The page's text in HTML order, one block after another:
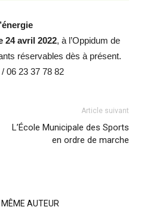
24 avril 2022, à l’Oppidum de
réservables dès à présent.
06 23 37 78 82
Article suivant
L’École Municipale des Sports
en ordre de marche
MÊME AUTEUR